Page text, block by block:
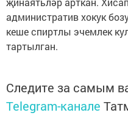
административ хокук
кеше спиртлы эчемлек
тартылган.
Следите за самым
Telegram-канале